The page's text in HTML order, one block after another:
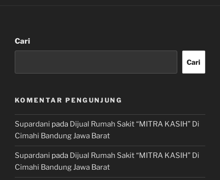
Cari
Cari
KOMENTAR PENGUNJUNG
Supardani pada Dijual Rumah Sakit “MITRA KASIH” Di
Cimahi Bandung Jawa Barat
Supardani pada Dijual Rumah Sakit “MITRA KASIH” Di
Cimahi Bandung Jawa Barat